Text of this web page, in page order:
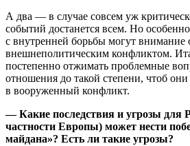
А два — в случае совсем уж
событий достанется всем. Но
с внутренней борьбы могут внимание
внешнеполитическим конфликтом.
постепенно отжимать проблемные
отношения до такой степени, чтоб
в вооруженный конфликт.
— Какие последствия и угрозы для
частности Европы) может нести
майдана»? Есть ли такие угрозы?